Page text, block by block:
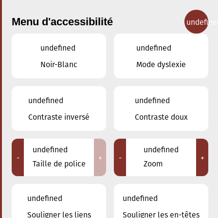
Concerts
Adresse
Menu d'accessibilité
undefined
Noir-Blanc
undefined
Mode dyslexie
undefined
Contraste inversé
undefined
Contraste doux
-
undefined
Taille de police
+ -
undefined
Zoom
+
undefined
Souligner les liens
undefined
Souligner les en-têtes